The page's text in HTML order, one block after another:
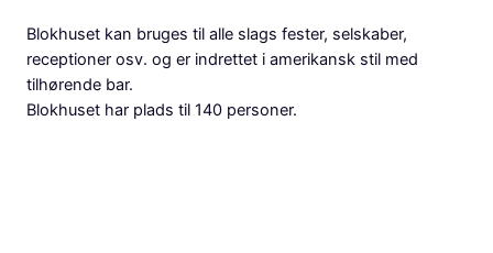
Blokhuset kan bruges til alle slags fester, selskaber,
receptioner osv. og er indrettet i amerikansk stil med
tilhørende bar.
Blokhuset har plads til 140 personer.